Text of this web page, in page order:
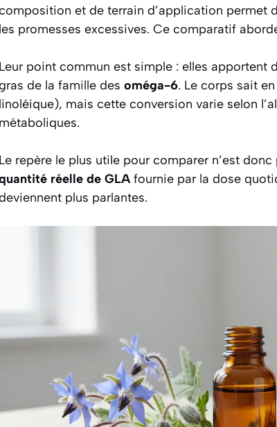
et de terrain d’application permet
les promesses excessives. Ce comparatif
Leur point commun est simple : elles apportent
de la famille des oméga-6. Le corps sait
linoléique), mais cette conversion varie selon
métaboliques.
Le repère le plus utile pour comparer n’est
réelle de GLA fournie par la dose
plus parlantes.